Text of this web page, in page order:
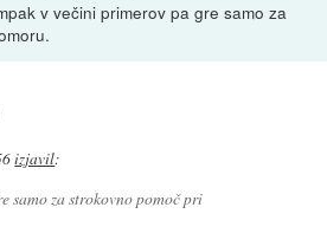
v večini primerov pa gre samo za
izjavil:
samo za strokovno pomoč pri